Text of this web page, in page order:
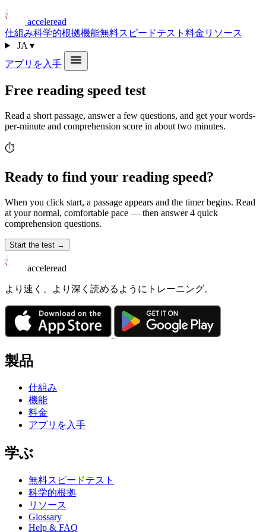
acceleread
仕組み科学的根拠機能無料スピードテスト 料金 リソース
JA ▾
アプリを入手
Free reading speed test
Read a short passage, answer a few questions, and get your words-
per-minute and comprehension score in about two minutes.
⏱️
Ready to find your reading speed?
When you click start, a passage appears and the timer begins. Read
at your normal, comfortable pace — then answer 4 quick
comprehension questions.
Start the test →
acceleread
より速く、より深く読めるようにトレーニング。
製品
仕組み
機能
料金
アプリを入手
学ぶ
無料スピードテスト
科学的根拠
リソース
Glossary
Help & FAQ